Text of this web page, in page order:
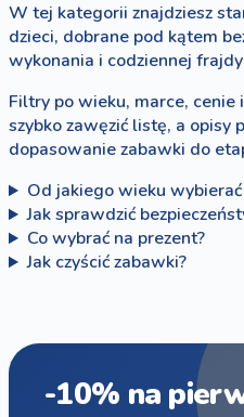
W tej kategorii znajdziesz
dzieci, dobrane pod kątem
wykonania i codziennej
Filtry po wieku, marce, cenie
szybko zawęzić listę, a opisy
dopasowanie zabawki do
Od jakiego wieku
Jak sprawdzić
Co wybrać na prezent?
Jak czyścić zabawki?
-10% na